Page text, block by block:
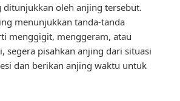
ditunjukkan oleh anjing tersebut.
menunjukkan tanda-tanda
menggigit, menggeram, atau
segera pisahkan anjing dari situasi
dan berikan anjing waktu untuk